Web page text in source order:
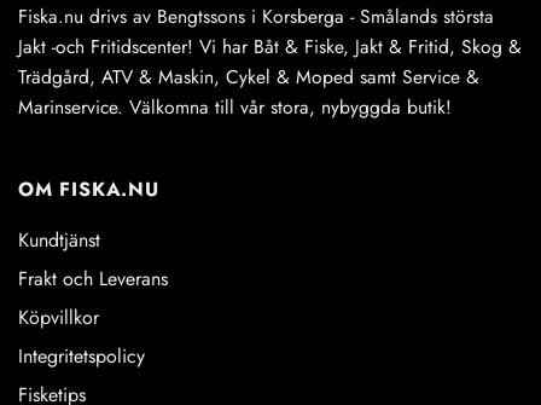
Fiska.nu drivs av Bengtssons i Korsberga - Smålands största
Jakt -och Fritidscenter! Vi har Båt & Fiske, Jakt & Fritid, Skog &
Trädgård, ATV & Maskin, Cykel & Moped samt Service &
Marinservice. Välkomna till vår stora, nybyggda butik!
OM FISKA.NU
Kundtjänst
Frakt och Leverans
Köpvillkor
Integritetspolicy
Fisketips